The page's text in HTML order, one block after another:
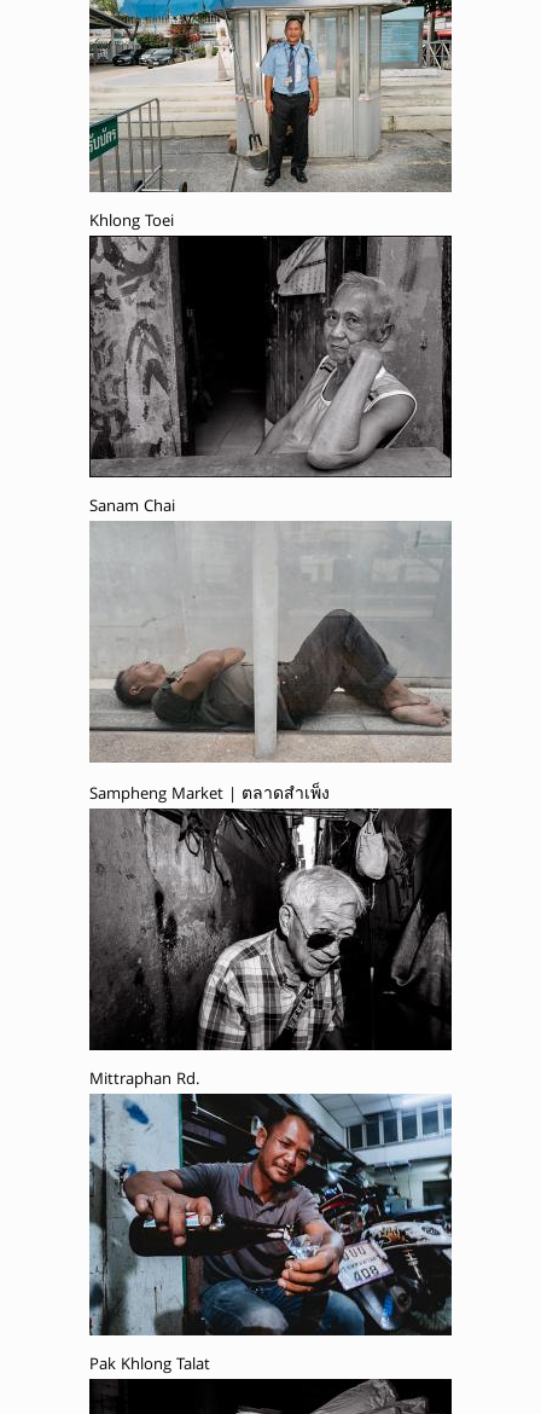
Khlong Toei
Sanam Chai
Sampheng Market | ตลาดสำเพ็ง
Mittraphan Rd.
Pak Khlong Talat